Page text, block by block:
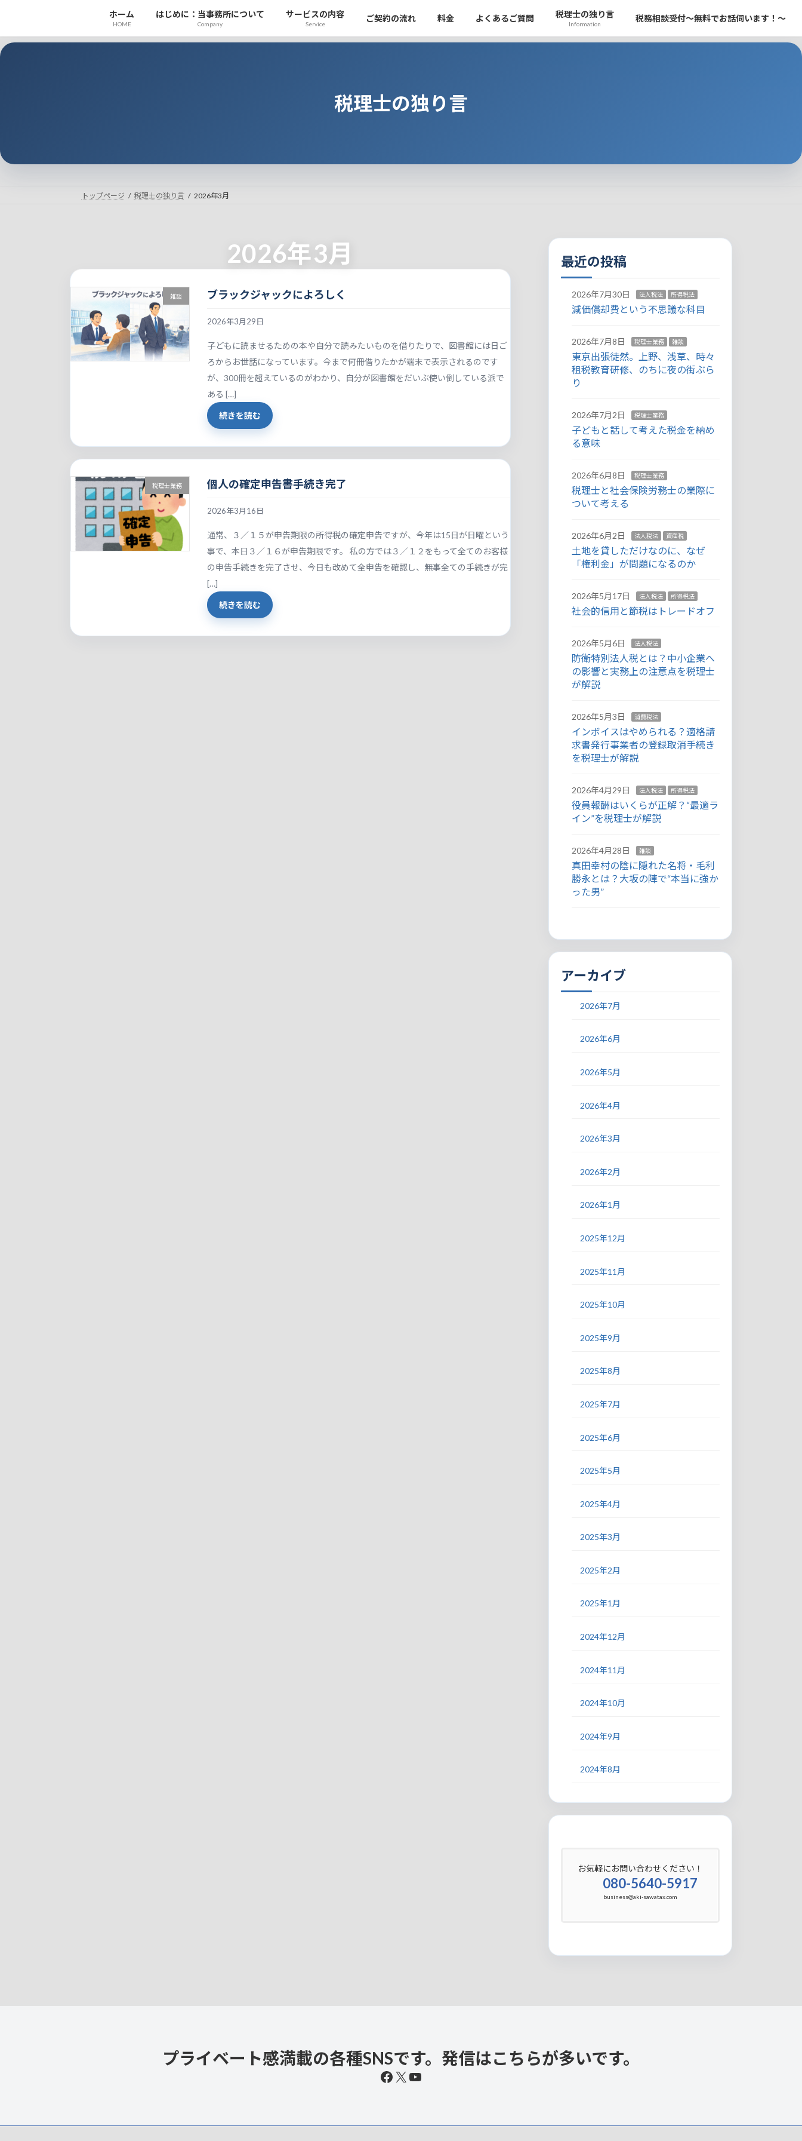
テ
ン
ゲ
ー
ホーム
HOME
はじめに：当事務所について
Company
サービスの内容
Service
ご契約の流れ 料金 よくあるご質問 税理士の独り言
Information
税務相談受付～無料でお話伺います！～
税理士の独り言
トップページ 税理士の独り言 2026年3月
2026年3月
雑談 ブラックジャックによろしく
2026年3月29日
子どもに読ませるための本や自分で読みたいものを借りたりで、図書館には日ご
ろからお世話になっています。今まで何冊借りたかが端末で表示されるのです
が、300冊を超えているのがわかり、自分が図書館をだいぶ使い倒している派で
ある […]
続きを読む
税理士業務 個人の確定申告書手続き完了
2026年3月16日
通常、３／１５が申告期限の所得税の確定申告ですが、今年は15日が日曜という
事で、本日３／１６が申告期限です。 私の方では３／１２をもって全てのお客様
の申告手続きを完了させ、今日も改めて全申告を確認し、無事全ての手続きが完
[…]
続きを読む
最近の投稿
2026年7月30日 法人税法 所得税法
減価償却費という不思議な科目
2026年7月8日 税理士業務 雑談
東京出張徒然。上野、浅草、時々
租税教育研修、のちに夜の街ぶら
り
2026年7月2日 税理士業務
子どもと話して考えた税金を納め
る意味
2026年6月8日 税理士業務
税理士と社会保険労務士の業際に
ついて考える
2026年6月2日 法人税法 資産税
土地を貸しただけなのに、なぜ
「権利金」が問題になるのか
2026年5月17日 法人税法 所得税法
社会的信用と節税はトレードオフ
2026年5月6日 法人税法
防衛特別法人税とは？中小企業へ
の影響と実務上の注意点を税理士
が解説
2026年5月3日 消費税法
インボイスはやめられる？適格請
求書発行事業者の登録取消手続き
を税理士が解説
2026年4月29日 法人税法 所得税法
役員報酬はいくらが正解？“最適ラ
イン”を税理士が解説
2026年4月28日 雑談
真田幸村の陰に隠れた名将・毛利
勝永とは？大坂の陣で“本当に強か
った男”
アーカイブ
2026年7月
2026年6月
2026年5月
2026年4月
2026年3月
2026年2月
2026年1月
2025年12月
2025年11月
2025年10月
2025年9月
2025年8月
2025年7月
2025年6月
2025年5月
2025年4月
2025年3月
2025年2月
2025年1月
2024年12月
2024年11月
2024年10月
2024年9月
2024年8月
お気軽にお問い合わせください！
080-5640-5917
business@aki-sawatax.com
プライベート感満載の各種SNSです。発信はこちらが多いです。
Facebook
X YouTube